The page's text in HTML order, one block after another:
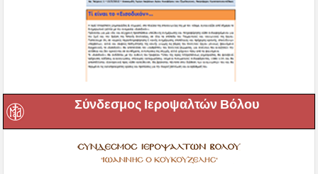
Σύνδεσμος Ιεροψαλτών Βόλου